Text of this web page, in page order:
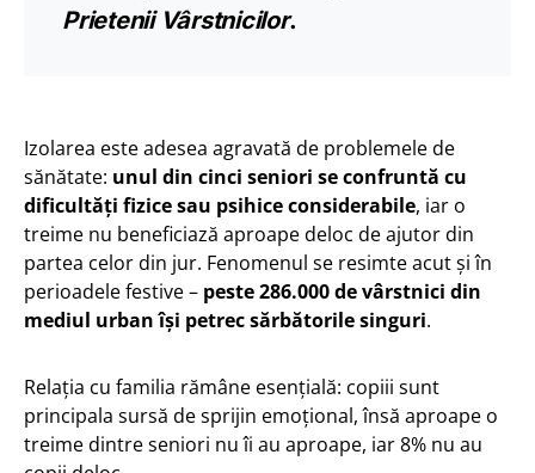
Prietenii Vârstnicilor.
Izolarea este adesea agravată de problemele de
sănătate: unul din cinci seniori se confruntă cu
dificultăți fizice sau psihice considerabile, iar o
treime nu beneficiază aproape deloc de ajutor din
partea celor din jur. Fenomenul se resimte acut și în
perioadele festive – peste 286.000 de vârstnici din
mediul urban își petrec sărbătorile singuri.
Relația cu familia rămâne esențială: copiii sunt
principala sursă de sprijin emoțional, însă aproape o
treime dintre seniori nu îi au aproape, iar 8% nu au